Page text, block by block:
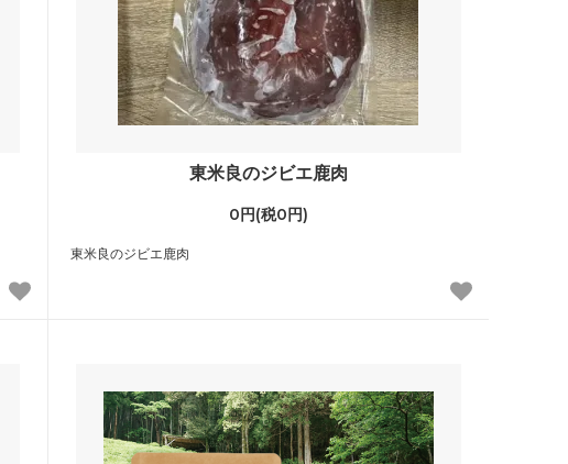
東米良のジビエ鹿肉
0円(税0円)
東米良のジビエ鹿肉